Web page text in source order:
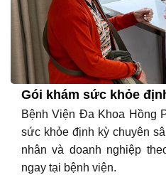
Gói khám sức khỏe
Bệnh Viện Đa Khoa Hồng
sức khỏe định kỳ chuyên
nhân và doanh nghiệp
ngay tại bệnh viện.